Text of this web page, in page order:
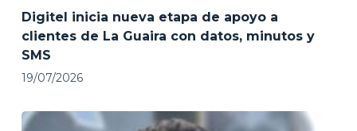
Digitel inicia nueva etapa de apoyo a
clientes de La Guaira con datos, minutos y
SMS
19/07/2026